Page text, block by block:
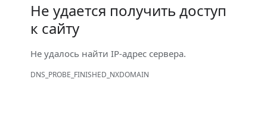
Не удается получить доступ
к сайту
Не удалось найти IP-адрес сервера.
DNS_PROBE_FINISHED_NXDOMAIN